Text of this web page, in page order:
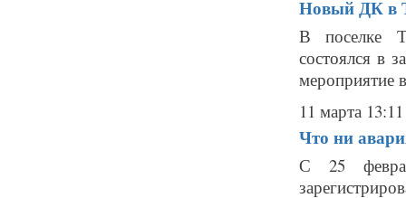
Новый ДК в
В поселке
состоялся в
мероприятие
11 марта 13:11
Что ни
С 25